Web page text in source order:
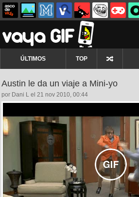
ÚLTIMOS TOP
Austin le da un viaje a Mini-yo
por Dani L el 21 nov 2010, 00:44